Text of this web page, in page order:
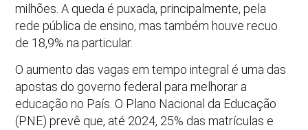
milhões. A queda é puxada, principalmente, pela
rede pública de ensino, mas também houve recuo
de 18,9% na particular.
O aumento das vagas em tempo integral é uma das
apostas do governo federal para melhorar a
educação no País. O Plano Nacional da Educação
(PNE) prevê que, até 2024, 25% das matrículas e